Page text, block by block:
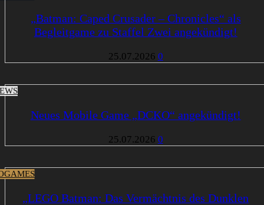
„Batman: Caped Crusader – Chronicles“ als
Begleitgame zu Staffel Zwei angekündigt!
25.07.2026 0
Neues Mobile Game „DCKO“ angekündigt!
25.07.2026 0
„LEGO Batman: Das Vermächtnis des Dunklen